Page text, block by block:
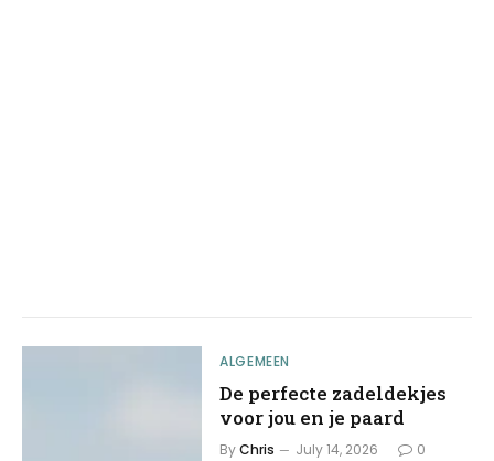
ALGEMEEN
De perfecte zadeldekjes
voor jou en je paard
ByChris July 14, 2026 0